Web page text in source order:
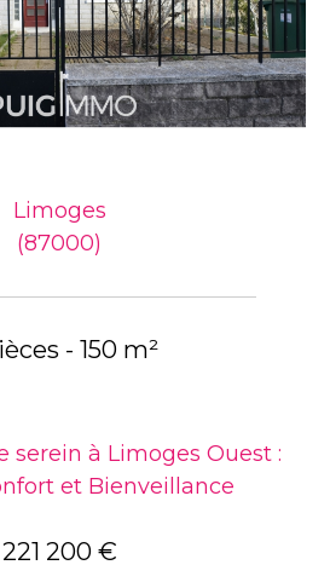
Limoges
(87000)
- 150 m²
serein à Limoges Ouest :
et Bienveillance
221 200 €